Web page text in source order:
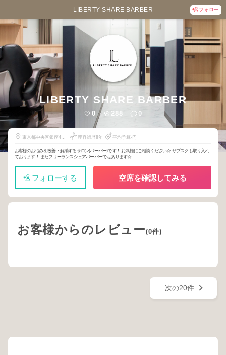
LIBERTY SHARE BARBER フォロー
LIBERTY SHARE BARBER
0 288 0
東京都中央区銀座4丁
理容師歴0年 平均予算-円
お客様のお悩みを改善・解消するサロン(バーバー)です！ お気軽にご相談ください☆ サブスクも取り入れ
ております！ またフリーランスシェアバーバーでもあります☆
フォローする 空席を確認してみる
お客様からのレビュー(0件)
次の20件